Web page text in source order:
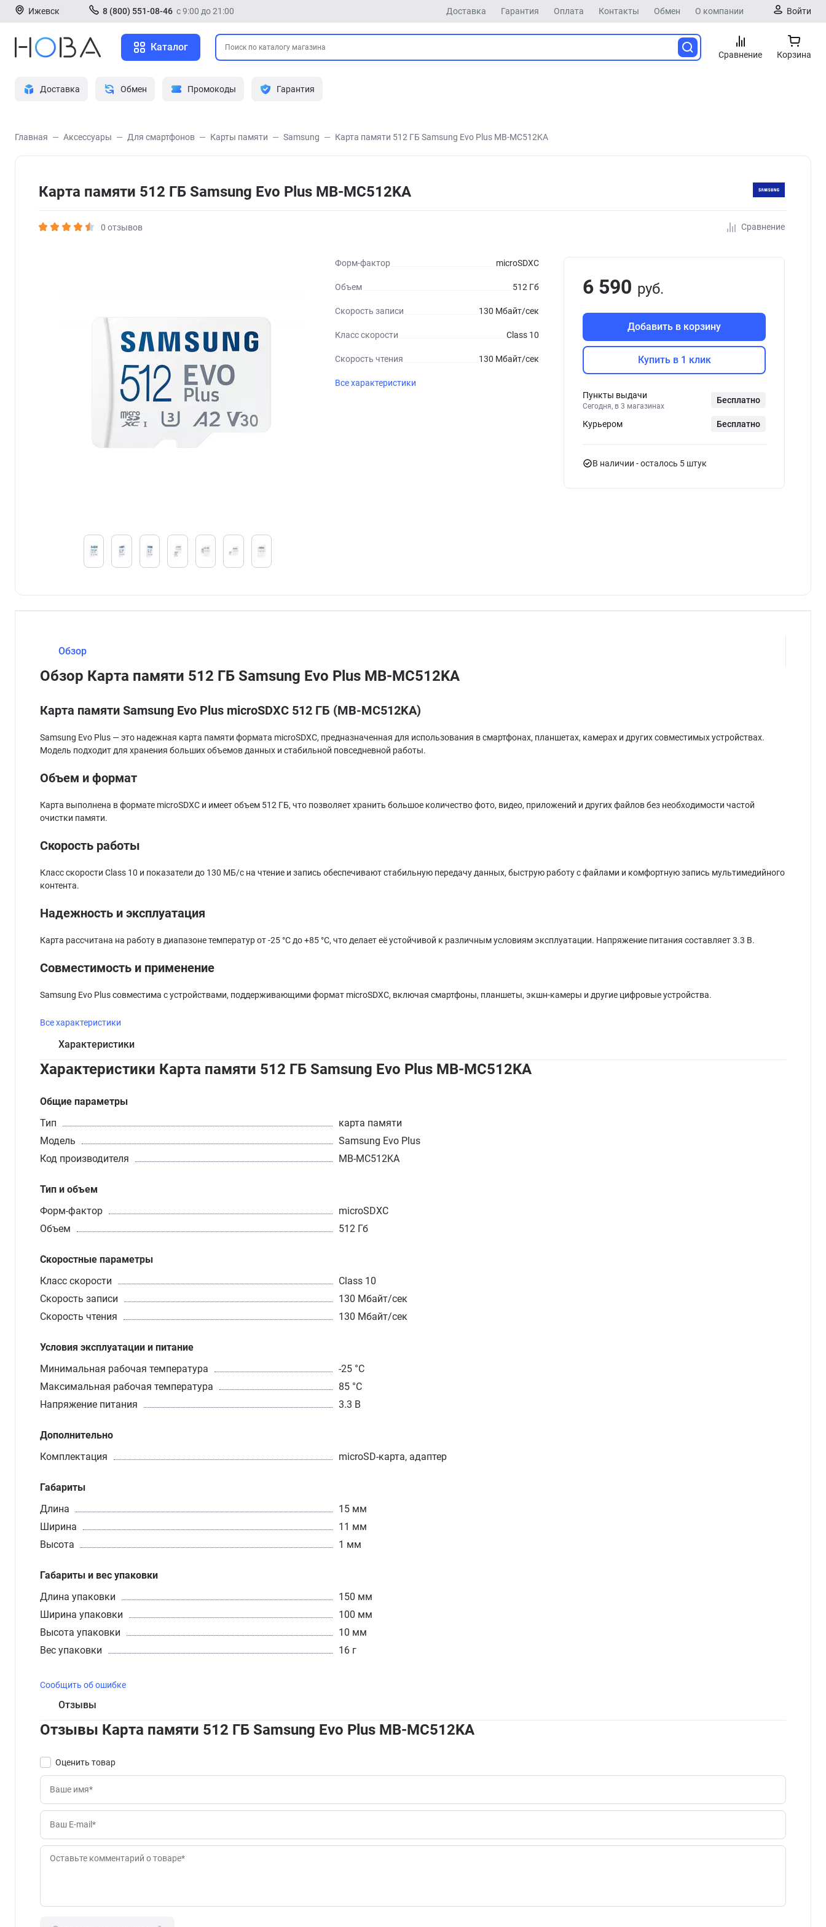
Ижевск 8 (800) 551-08-46 с 9:00 до 21:00 Доставка Гарантия Оплата Контакты Обмен О компании Войти
Каталог
Сравнение Корзина
Доставка Обмен Промокоды Гарантия
Главная Аксессуары Для смартфонов Карты памяти Samsung Карта памяти 512 ГБ Samsung Evo Plus MB-MC512KA
Карта памяти 512 ГБ Samsung Evo Plus MB-MC512KA
0 отзывов Сравнение
Форм-фактор microSDXC
Объем 512 Гб
Скорость записи 130 Мбайт/сек
Класс скорости Class 10
Cкорость чтения 130 Мбайт/сек
Все характеристики
6 590 руб.
Добавить в корзину
Купить в 1 клик
Пункты выдачи
Сегодня, в 3 магазинах
Бесплатно
Курьером Бесплатно
В наличии - осталось 5 штук
Обзор
Обзор Карта памяти 512 ГБ Samsung Evo Plus MB-MC512KA
Карта памяти Samsung Evo Plus microSDXC 512 ГБ (MB-MC512KA)
Samsung Evo Plus — это надежная карта памяти формата microSDXC, предназначенная для использования в смартфонах, планшетах, камерах и других совместимых устройствах.
Модель подходит для хранения больших объемов данных и стабильной повседневной работы.
Объем и формат
Карта выполнена в формате microSDXC и имеет объем 512 ГБ, что позволяет хранить большое количество фото, видео, приложений и других файлов без необходимости частой
очистки памяти.
Скорость работы
Класс скорости Class 10 и показатели до 130 МБ/с на чтение и запись обеспечивают стабильную передачу данных, быструю работу с файлами и комфортную запись мультимедийного
контента.
Надежность и эксплуатация
Карта рассчитана на работу в диапазоне температур от -25 °C до +85 °C, что делает её устойчивой к различным условиям эксплуатации. Напряжение питания составляет 3.3 В.
Совместимость и применение
Samsung Evo Plus совместима с устройствами, поддерживающими формат microSDXC, включая смартфоны, планшеты, экшн-камеры и другие цифровые устройства.
Все характеристики
Характеристики
Характеристики Карта памяти 512 ГБ Samsung Evo Plus MB-MC512KA
Общие параметры
Тип
карта памяти
Модель
Samsung Evo Plus
Код производителя
MB-MC512KA
Тип и объем
Форм-фактор
microSDXC
Объем
512 Гб
Скоростные параметры
Класс скорости
Class 10
Скорость записи
130 Мбайт/сек
Cкорость чтения
130 Мбайт/сек
Условия эксплуатации и питание
Минимальная рабочая температура
-25 °C
Максимальная рабочая температура
85 °C
Напряжение питания
3.3 В
Дополнительно
Комплектация
microSD-карта, адаптер
Габариты
Длина
15 мм
Ширина
11 мм
Высота
1 мм
Габариты и вес упаковки
Длина упаковки
150 мм
Ширина упаковки
100 мм
Высота упаковки
10 мм
Вес упаковки
16 г
Сообщить об ошибке
Отзывы
Отзывы Карта памяти 512 ГБ Samsung Evo Plus MB-MC512KA
Оценить товар